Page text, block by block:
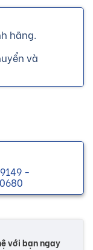
hãng.
và
-
với bạn ngay